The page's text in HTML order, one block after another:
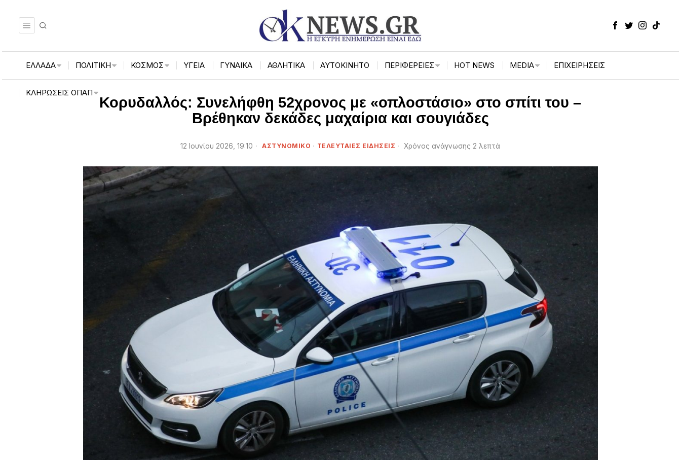
ΕΛΛΑΔΑ ΠΟΛΙΤΙΚΗ ΚΟΣΜΟΣ ΥΓΕΙΑ ΓΥΝΑΙΚΑ ΑΘΛΗΤΙΚΑ ΑΥΤΟΚΙΝΗΤΟ ΠΕΡΙΦΈΡΕΙΕΣ HOT NEWS MEDIA ΕΠΙΧΕΙΡΉΣΕΙΣ
ΚΛΗΡΏΣΕΙΣ ΟΠΑΠ
Κορυδαλλός: Συνελήφθη 52χρονος με «οπλοστάσιο» στο σπίτι του –
Βρέθηκαν δεκάδες μαχαίρια και σουγιάδες
12 Ιουνίου 2026, 19:10 ΑΣΤΥΝΟΜΙΚΟ · ΤΕΛΕΥΤΑΙΕΣ ΕΙΔΗΣΕΙΣ Χρόνος ανάγνωσης 2 λεπτά